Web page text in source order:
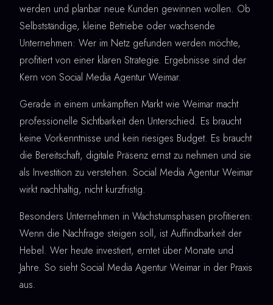
werden und planbar neue Kunden gewinnen wollen. Ob
Selbstständige, kleine Betriebe oder wachsende
Unternehmen: Wer im Netz gefunden werden möchte,
profitiert von einer klaren Strategie. Ergebnisse sind der
Kern von Social Media Agentur Weimar.
Gerade in einem umkämpften Markt wie Weimar macht
professionelle Sichtbarkeit den Unterschied. Es braucht
keine Vorkenntnisse und kein riesiges Budget. Es braucht
die Bereitschaft, digitale Präsenz ernst zu nehmen und sie
als Investition zu verstehen. Social Media Agentur Weimar
wirkt nachhaltig, nicht kurzfristig.
Besonders Unternehmen in Wachstumsphasen profitieren:
Wenn die Nachfrage steigen soll, ist Auffindbarkeit der
Hebel. Wer heute investiert, erntet über Monate und
Jahre. So sieht Social Media Agentur Weimar in der Praxis
aus.